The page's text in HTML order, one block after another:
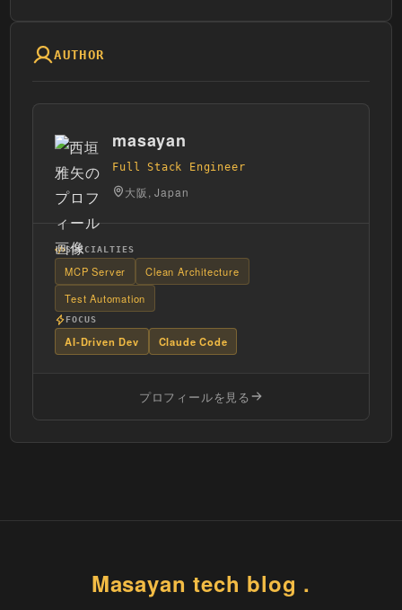
AUTHOR
masayan
Full Stack Engineer
大阪, Japan
SPECIALTIES
MCP Server
Clean Architecture
Test Automation
FOCUS
AI-Driven Dev Claude Code
プロフィールを見る
Masayan tech blog .